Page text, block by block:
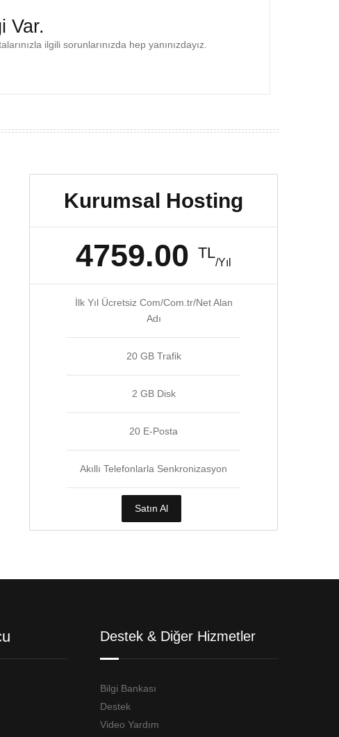
Var.
ilgili sorunlarınızda hep yanınızdayız.
Kurumsal Hosting
4759.00TL
/Yıl
İlk Yıl Ücretsiz Com/Com.tr/Net Alan
Adı
20 GB Trafik
2 GB Disk
20 E-Posta
Akıllı Telefonlarla Senkronizasyon
Satın Al
Destek & Diğer Hizmetler
Bilgi Bankası
Destek
Video Yardım